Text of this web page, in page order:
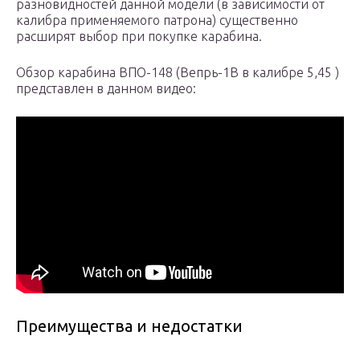
разновидностей данной модели (в зависимости от
калибра применяемого патрона) существенно
расширят выбор при покупке карабина.
Обзор карабина ВПО-148 (Вепрь-1В в калибре 5,45 )
представлен в данном видео:
Преимущества и недостатки